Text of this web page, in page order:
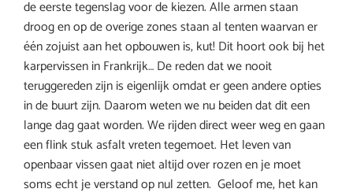
de eerste tegenslag voor de kiezen. Alle armen staan
droog en op de overige zones staan al tenten waarvan er
één zojuist aan het opbouwen is, kut! Dit hoort ook bij het
karpervissen in Frankrijk… De reden dat we nooit
teruggereden zijn is eigenlijk omdat er geen andere opties
in de buurt zijn. Daarom weten we nu beiden dat dit een
lange dag gaat worden. We rijden direct weer weg en gaan
een flink stuk asfalt vreten tegemoet. Het leven van
openbaar vissen gaat niet altijd over rozen en je moet
soms echt je verstand op nul zetten. Geloof me, het kan